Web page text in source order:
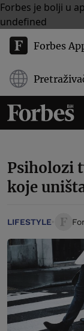
Forbes je bolji u
undefined
Forbes
Psiholozi
koje
LIFESTYLE